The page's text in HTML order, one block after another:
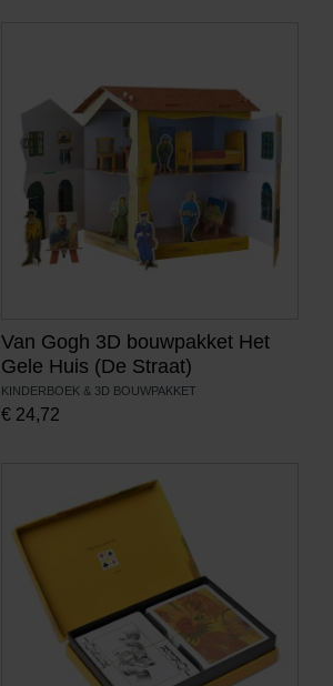
Van Gogh 3D bouwpakket Het
Gele Huis (De Straat)
KINDERBOEK & 3D BOUWPAKKET
€ 24,72